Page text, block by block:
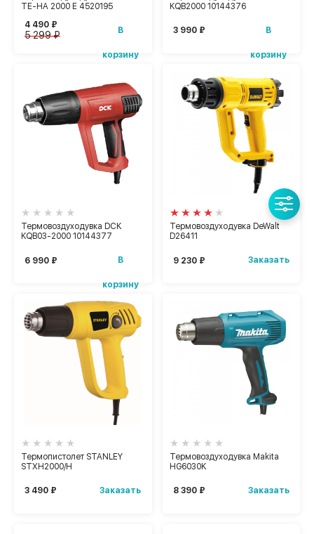
TE-HA 2000 E 4520195
4 490 ₽
5 299 ₽ В
корзину
KQB2000 10144376
3 990 ₽ В
корзину
Термовоздуходувка DCK
KQB03-2000 10144377
6 990 ₽ В
корзину
Термовоздуходувка DeWalt
D26411
9 230 ₽ Заказать
Термопистолет STANLEY
STXH2000/H
3 490 ₽ Заказать
Термовоздуходувка Makita
HG6030K
8 390 ₽ Заказать